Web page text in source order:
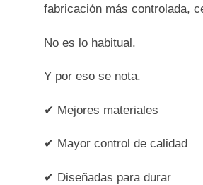
fabricación más controlada,
No es lo habitual.
Y por eso se nota.
✔ Mejores materiales
✔ Mayor control de calidad
✔ Diseñadas para durar